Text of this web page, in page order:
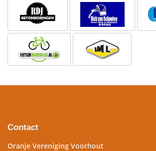
Contact
Oranje Vereniging Voorhout